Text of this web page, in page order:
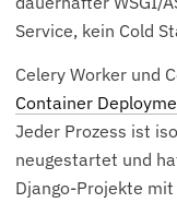
Service, kein Cold
Celery Worker und
Container
Jeder Prozess ist
neugestartet und
Django-Projekte mit